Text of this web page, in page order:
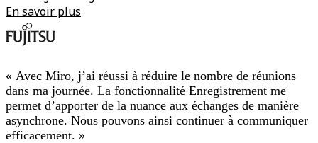
En savoir plus
« Avec Miro, j’ai réussi à réduire le nombre de réunions
dans ma journée. La fonctionnalité Enregistrement me
permet d’apporter de la nuance aux échanges de manière
asynchrone. Nous pouvons ainsi continuer à communiquer
efficacement. »